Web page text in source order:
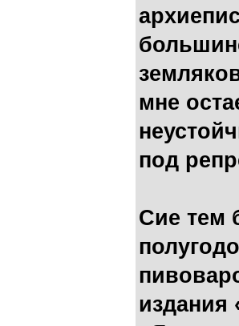
мне
под
Сие тем
издания